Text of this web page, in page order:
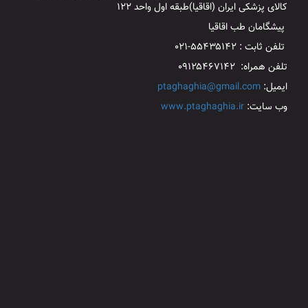
کالای پزشکی ایران (اقاقیا)طبقه اول واحد ۱۲۲
پیشگامان طب اقاقیا
تلفن ثابت : ۵۵۴۳۵۱۴۲-۰۲۱
تلفن همراه: ۰۹۱۲۵۴۶۷۱۴۲
ایمیل: ptaghaghia@gmail.com
وب سایت: www.ptaghaghia.ir